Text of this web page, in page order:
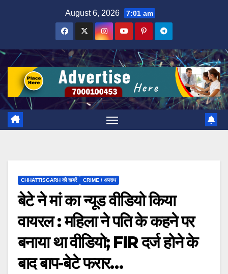
August 6, 2026 7:01 am
CHHATTISGARH की खबरें CRIME / अपराध
बेटे ने मां का न्यूड वीडियो किया
वायरल : महिला ने पति के कहने पर
बनाया था वीडियो; FIR दर्ज होने के
बाद बाप-बेटे फरार…